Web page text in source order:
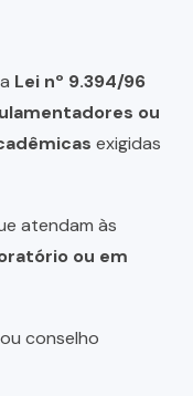
Lei nº 9.394/96
ou
exigidas
atendam às
ou em
conselho